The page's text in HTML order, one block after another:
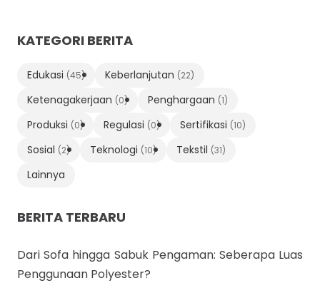
KATEGORI BERITA
Edukasi (45) Keberlanjutan (22)
Ketenagakerjaan (0) Penghargaan (1)
Produksi (0) Regulasi (0) Sertifikasi (10)
Sosial (2) Teknologi (10) Tekstil (31)
Lainnya
BERITA TERBARU
Dari Sofa hingga Sabuk Pengaman: Seberapa Luas
Penggunaan Polyester?